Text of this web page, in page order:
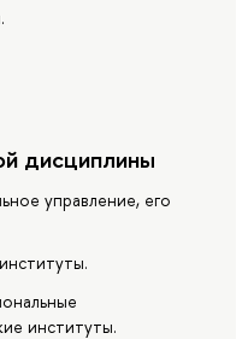
дисциплины
управление, его
институты.